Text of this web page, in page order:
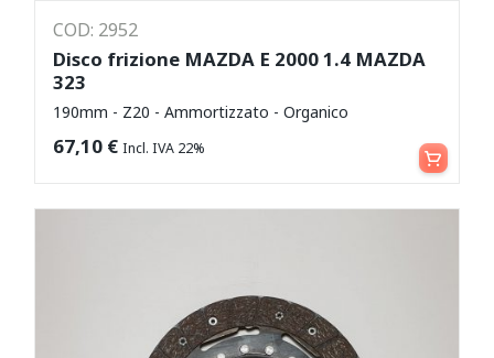
COD: 2952
Disco frizione MAZDA E 2000 1.4 MAZDA
323
190mm - Z20 - Ammortizzato - Organico
67,10 € Incl. IVA 22% Aggiungi al carrello